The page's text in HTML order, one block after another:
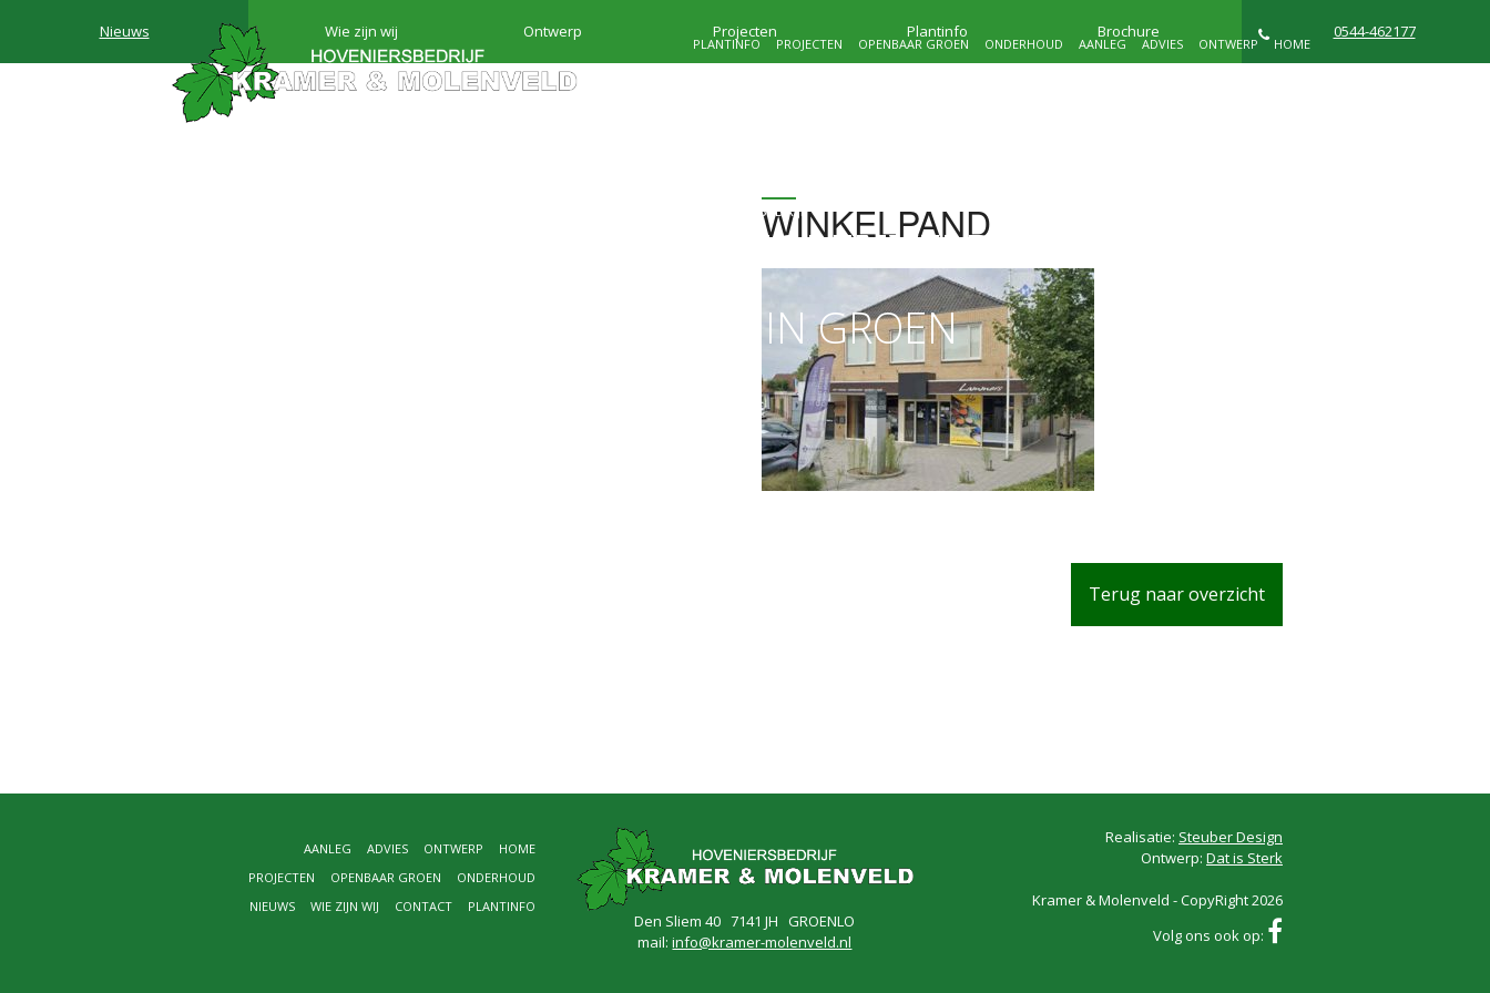
HOVENIERSBEDRIJF
KRAMER & MOLENVELD
MAATWERK IN GROEN
HOME
ONTWERP
ADVIES
AANLEG
ONDERHOUD
OPENBAAR GROEN
PROJECTEN
PLANTINFO
Nieuws Wie zijn wij Ontwerp Projecten Plantinfo Brochure 0544-462177
WINKELPAND
Terug naar overzicht
HOME
ONTWERP
ADVIES
AANLEG
ONDERHOUD
OPENBAAR GROEN
PROJECTEN
PLANTINFO
CONTACT
WIE ZIJN WIJ
NIEUWS
Den Sliem 40 7141 JH GROENLO
mail:info@kramer-molenveld.nl
Realisatie: Steuber Design
Ontwerp: Dat is Sterk
Kramer & Molenveld - CopyRight 2026
Volg ons ook op: